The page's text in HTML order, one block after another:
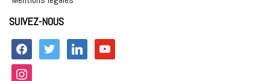
SUIVEZ-NOUS
facebook twitter linkedin
youtube
instagram